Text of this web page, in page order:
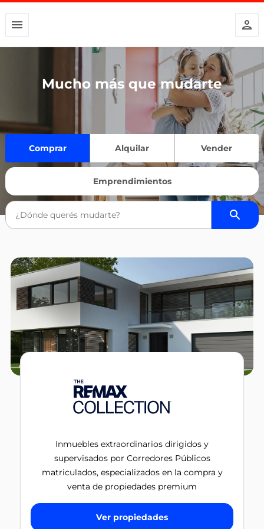
Mucho más que mudarte
Comprar Alquilar Vender
Emprendimientos
Inmuebles extraordinarios dirigidos y
supervisados por Corredores Públicos
matriculados, especializados en la compra y
venta de propiedades premium
Ver propiedades